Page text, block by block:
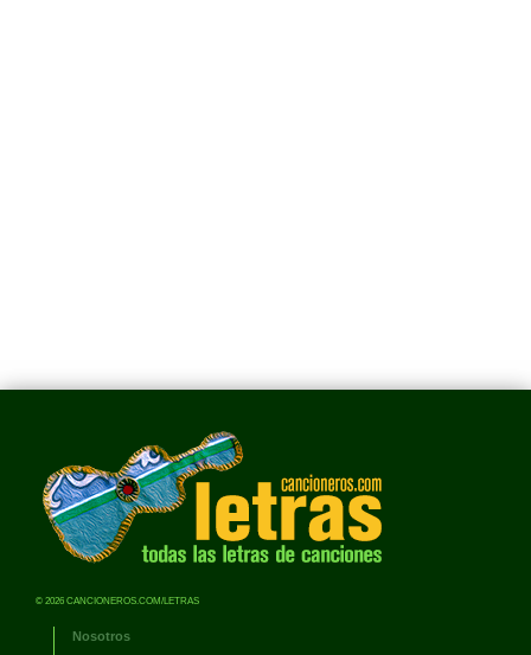
© 2026 CANCIONEROS.COM/LETRAS
Nosotros